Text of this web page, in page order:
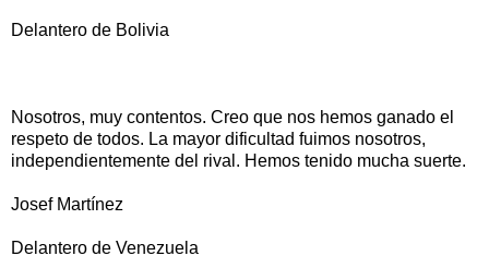
Delantero de Bolivia
Nosotros, muy contentos. Creo que nos hemos ganado el
respeto de todos. La mayor dificultad fuimos nosotros,
independientemente del rival. Hemos tenido mucha suerte.
Josef Martínez
Delantero de Venezuela